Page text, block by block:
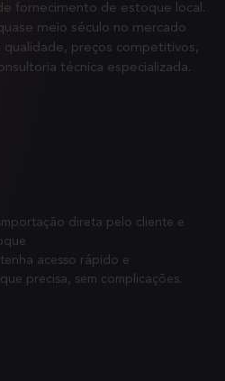
fornecimento de estoque local.
meio século no mercado
preços competitivos,
técnica especializada.
direta pelo cliente e
acesso rápido e
precisa, sem complicações.